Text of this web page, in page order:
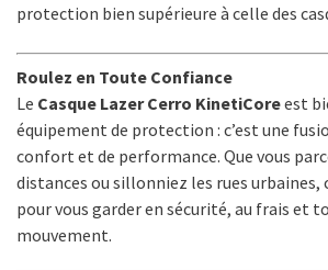
protection bien supérieure à celle des
Roulez en Toute Confiance
Le Casque Lazer Cerro KinetiCoreest
équipement de protection : c’est une
confort et de performance. Que vous
distances ou sillonniez les rues urbaines,
pour vous garder en sécurité, au frais et
mouvement.